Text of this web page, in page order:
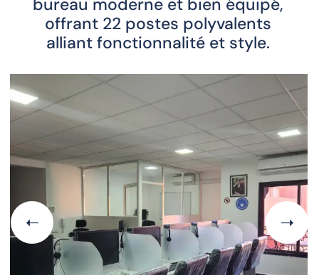
bureau moderne et bien équipé,
offrant 22 postes polyvalents
alliant fonctionnalité et style.